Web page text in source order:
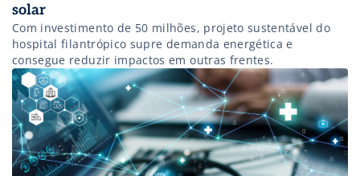
solar
Com investimento de 50 milhões, projeto sustentável do
hospital filantrópico supre demanda energética e
consegue reduzir impactos em outras frentes.